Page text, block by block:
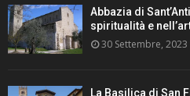
Abbazia di
spiritualità e
30 Settembre, 2023
La Basilica di San